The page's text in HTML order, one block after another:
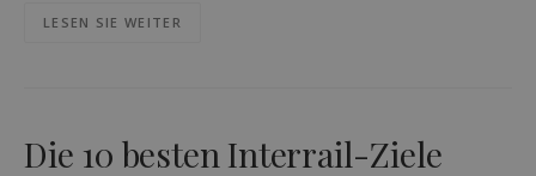
LESEN SIE WEITER
Die 10 besten Interrail-Ziele